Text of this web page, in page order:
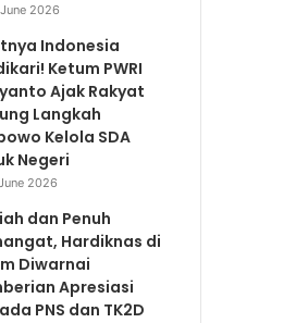
2026
Indonesia
Ketum PWRI
Ajak Rakyat
Langkah
Kelola SDA
Negeri
2026
dan Penuh
Hardiknas di
Diwarnai
Apresiasi
PNS dan TK2D